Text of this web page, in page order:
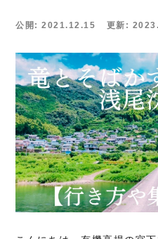
公開: 2021.12.15 更新: